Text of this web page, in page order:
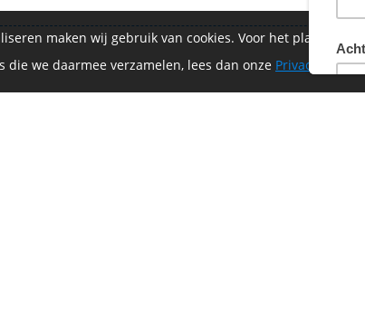
€
maken wij gebruik van cookies. Voor het plaatsen
we daarmee verzamelen, lees dan onze